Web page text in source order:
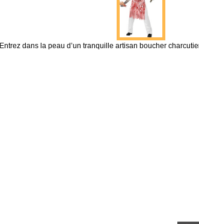
Entrez dans la peau d’un tranquille artisan boucher